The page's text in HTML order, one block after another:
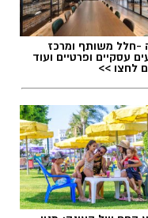
-חלל משותף ומרכז
עסקיים ופרטיים ועוד
לחצו >>